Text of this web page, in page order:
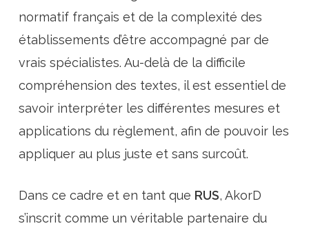
normatif français et de la complexité des
établissements d’être accompagné par de
vrais spécialistes. Au-delà de la difficile
compréhension des textes, il est essentiel de
savoir interpréter les différentes mesures et
applications du règlement, afin de pouvoir les
appliquer au plus juste et sans surcoût.
Dans ce cadre et en tant que RUS, AkorD
s’inscrit comme un véritable partenaire du